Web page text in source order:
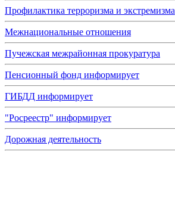
Профилактика терроризма и экстремизма
Межнациональные отношения
Пучежская межрайонная прокуратура
Пенсионный фонд информирует
ГИБДД информирует
"Росреестр" информирует
Дорожная деятельность